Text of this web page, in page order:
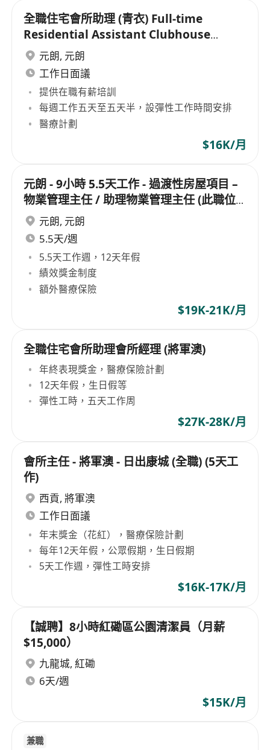
全職住宅會所助理 (青衣) Full-time
Residential Assistant Clubhouse
Officer (Tsing Yi)
元朗, 元朗
工作日面議
提供在職有薪培訓
每週工作五天至五天半，設彈性工作時間安排
醫療計劃
$16K/月
元朗 - 9小時 5.5天工作 - 過渡性房屋項目 –
物業管理主任 / 助理物業管理主任 (此職位
需走兩個盤)
元朗, 元朗
5.5天/週
5.5天工作週，12天年假
績效獎金制度
額外醫療保險
$19K-21K/月
全職住宅會所助理會所經理 (將軍澳)
年終表現獎金，醫療保險計劃
12天年假，生日假等
彈性工時，五天工作周
$27K-28K/月
會所主任 - 將軍澳 - 日出康城 (全職) (5天工
作)
西貢, 將軍澳
工作日面議
年末獎金（花紅），醫療保險計劃
每年12天年假，公眾假期，生日假期
5天工作週，彈性工時安排
$16K-17K/月
【誠聘】8小時紅磡區公園清潔員（月薪
$15,000）
九龍城, 紅磡
6天/週
$15K/月
兼職